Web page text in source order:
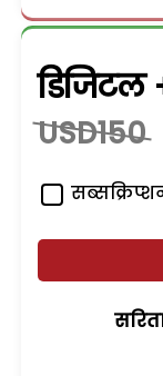
डिजिटल
USD150